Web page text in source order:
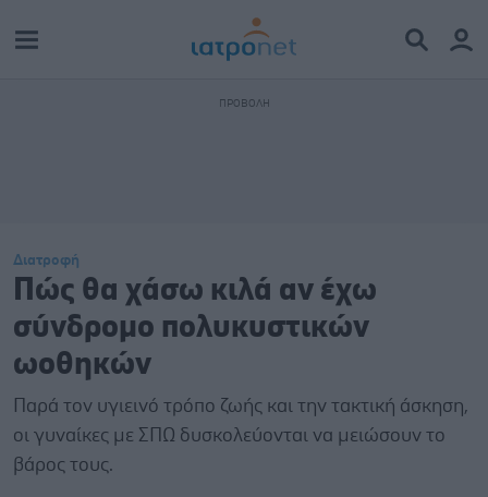
Διατροφή
Πώς θα χάσω κιλά αν έχω
σύνδρομο πολυκυστικών
ωοθηκών
Παρά τον υγιεινό τρόπο ζωής και την τακτική άσκηση,
οι γυναίκες με ΣΠΩ δυσκολεύονται να μειώσουν το
βάρος τους.